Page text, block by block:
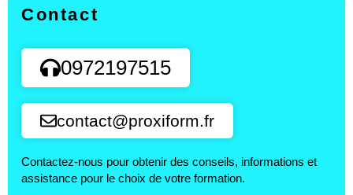
Contact
0972197515
contact@proxiform.fr
Contactez-nous pour obtenir des conseils, informations et
assistance pour le choix de votre formation.